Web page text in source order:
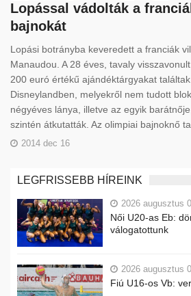
Lopással vádolták a
bajnokát
Lopási botrányba keveredett a franciák
Manaudou. A 28 éves, tavaly
200 euró értékű ajándéktárgyakat
Disneylandben, melyekről nem tudott
négyéves lánya, illetve az egyik
szintén átkutatták. Az olimpiai bajnoknő
2014 dec 16
LEGFRISSEBB HÍREINK
2026 augusztus
Női U20-as Eb:
válogatottunk
2026 augusztus
Fiú U16-os Vb: